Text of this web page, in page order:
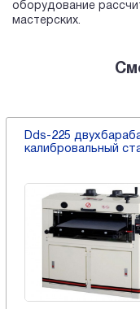
оборудование
мастерских.
Dds-225
калибровальный